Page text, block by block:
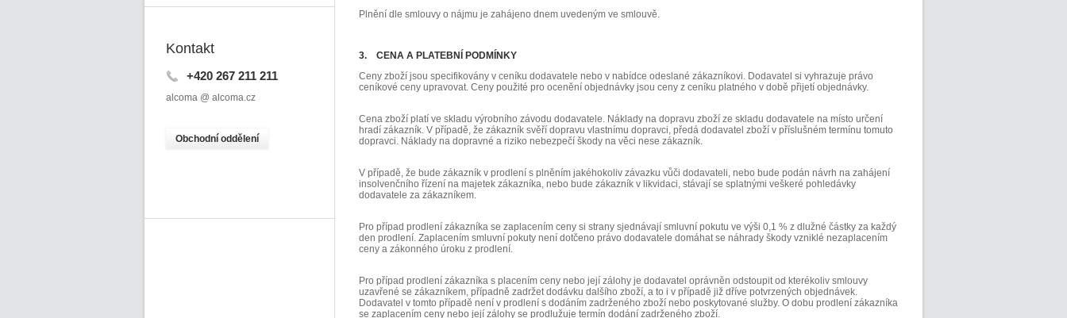
Plnění dle smlouvy o nájmu je zahájeno dnem uvedeným ve smlouvě.
3. CENA A PLATEBNÍ PODMÍNKY
Ceny zboží jsou specifikovány v ceníku dodavatele nebo v nabídce odeslané zákazníkovi. Dodavatel si vyhrazuje právo
ceníkové ceny upravovat. Ceny použité pro ocenění objednávky jsou ceny z ceníku platného v době přijetí objednávky.
Cena zboží platí ve skladu výrobního závodu dodavatele. Náklady na dopravu zboží ze skladu dodavatele na místo určení
hradí zákazník. V případě, že zákazník svěří dopravu vlastnímu dopravci, předá dodavatel zboží v příslušném termínu tomuto
dopravci. Náklady na dopravné a riziko nebezpečí škody na věci nese zákazník.
V případě, že bude zákazník v prodlení s plněním jakéhokoliv závazku vůči dodavateli, nebo bude podán návrh na zahájení
insolvenčního řízení na majetek zákazníka, nebo bude zákazník v likvidaci, stávají se splatnými veškeré pohledávky
dodavatele za zákazníkem.
Pro případ prodlení zákazníka se zaplacením ceny si strany sjednávají smluvní pokutu ve výši 0,1 % z dlužné částky za každý
den prodlení. Zaplacením smluvní pokuty není dotčeno právo dodavatele domáhat se náhrady škody vzniklé nezaplacením
ceny a zákonného úroku z prodlení.
Pro případ prodlení zákazníka s placením ceny nebo její zálohy je dodavatel oprávněn odstoupit od kterékoliv smlouvy
uzavřené se zákazníkem, případně zadržet dodávku dalšího zboží, a to i v případě již dříve potvrzených objednávek.
Dodavatel v tomto případě není v prodlení s dodáním zadrženého zboží nebo poskytované služby. O dobu prodlení zákazníka
se zaplacením ceny nebo její zálohy se prodlužuje termín dodání zadrženého zboží.
Kontakt
+420 267 211 211
alcoma @ alcoma.cz
Obchodní oddělení